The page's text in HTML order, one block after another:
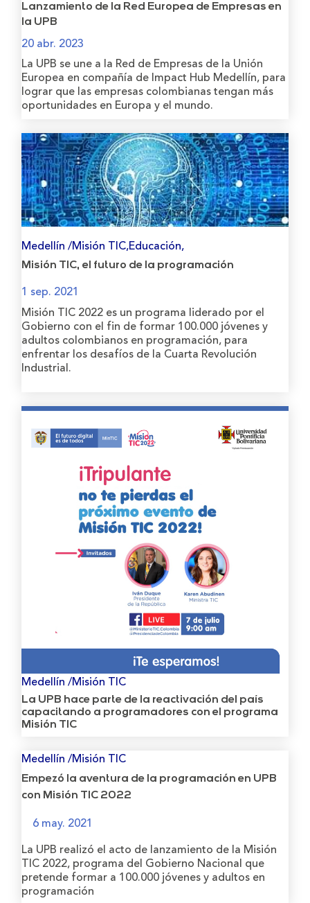
Lanzamiento de la Red Europea de Empresas en
la UPB
20 abr. 2023
La UPB se une a la Red de Empresas de la Unión
Europea en compañía de Impact Hub Medellín, para
lograr que las empresas colombianas tengan más
oportunidades en Europa y el mundo.
Medellín /Misión TIC,Educación,
Misión TIC, el futuro de la programación
1 sep. 2021
Misión TIC 2022 es un programa liderado por el
Gobierno con el fin de formar 100.000 jóvenes y
adultos colombianos en programación, para
enfrentar los desafíos de la Cuarta Revolución
Industrial.
Medellín /Misión TIC
La UPB hace parte de la reactivación del país
capacitando a programadores con el programa
Misión TIC
Medellín /Misión TIC
Empezó la aventura de la programación en UPB
con Misión TIC 2022
6 may. 2021
La UPB realizó el acto de lanzamiento de la Misión
TIC 2022, programa del Gobierno Nacional que
pretende formar a 100.000 jóvenes y adultos en
programación